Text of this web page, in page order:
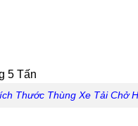
Thước Thùng Xe Tải Chở